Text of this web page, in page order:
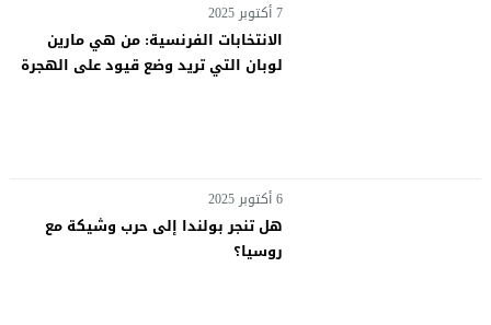
7 أكتوبر 2025
الانتخابات الفرنسية: من هي مارين
لوبان التي تريد وضع قيود على الهجرة
6 أكتوبر 2025
هل تنجر بولندا إلى حرب وشيكة مع
روسيا؟